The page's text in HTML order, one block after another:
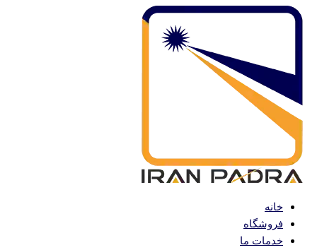
پرش
خانه
فروشگاه
خدمات ما